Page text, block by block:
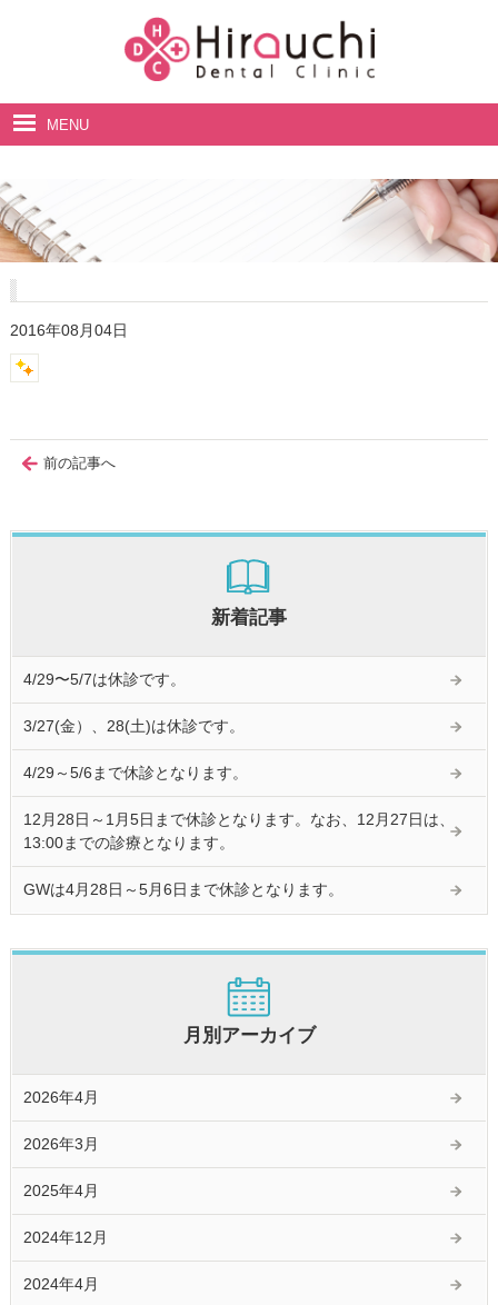
MENU
料金表
2016年08月04日
前の記事へ
新着記事
4/29〜5/7は休診です。
3/27(金）、28(土)は休診です。
4/29～5/6まで休診となります。
12月28日～1月5日まで休診となります。なお、12月27日は、
13:00までの診療となります。
GWは4月28日～5月6日まで休診となります。
月別アーカイブ
2026年4月
2026年3月
2025年4月
2024年12月
2024年4月